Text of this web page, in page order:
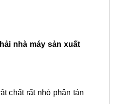
nhà máy sản xuất
chất rất nhỏ phân tán